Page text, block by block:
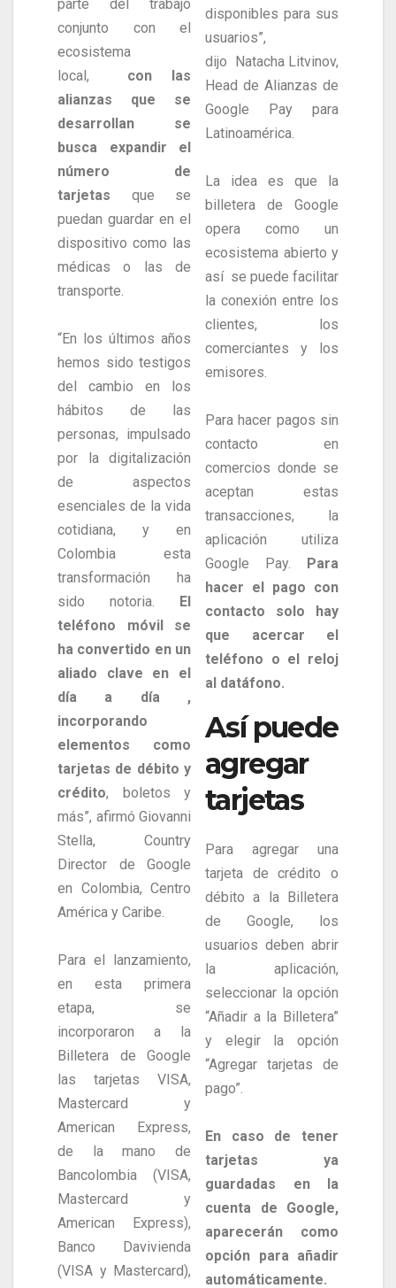
parte del trabajo
conjunto con el
ecosistema
local, con las
alianzas que se
desarrollan se
busca expandir el
número de
tarjetas que se
puedan guardar en el
dispositivo como las
médicas o las de
transporte.
“En los últimos años
hemos sido testigos
del cambio en los
hábitos de las
personas, impulsado
por la digitalización
de aspectos
esenciales de la vida
cotidiana, y en
Colombia esta
transformación ha
sido notoria. El
teléfono móvil se
ha convertido en un
aliado clave en el
día a día ,
incorporando
elementos como
tarjetas de débito y
crédito, boletos y
más”, afirmó Giovanni
Stella, Country
Director de Google
en Colombia, Centro
América y Caribe.
Para el lanzamiento,
en esta primera
etapa, se
incorporaron a la
Billetera de Google
las tarjetas VISA,
Mastercard y
American Express,
de la mano de
Bancolombia (VISA,
Mastercard y
American Express),
Banco Davivienda
(VISA y Mastercard),
disponibles para sus
usuarios”,
dijo Natacha Litvinov,
Head de Alianzas de
Google Pay para
Latinoamérica.
La idea es que la
billetera de Google
opera como un
ecosistema abierto y
así se puede facilitar
la conexión entre los
clientes, los
comerciantes y los
emisores.
Para hacer pagos sin
contacto en
comercios donde se
aceptan estas
transacciones, la
aplicación utiliza
Google Pay. Para
hacer el pago con
contacto solo hay
que acercar el
teléfono o el reloj
al datáfono.
Así puede
agregar
tarjetas
Para agregar una
tarjeta de crédito o
débito a la Billetera
de Google, los
usuarios deben abrir
la aplicación,
seleccionar la opción
“Añadir a la Billetera”
y elegir la opción
“Agregar tarjetas de
pago”.
En caso de tener
tarjetas ya
guardadas en la
cuenta de Google,
aparecerán como
opción para añadir
automáticamente.